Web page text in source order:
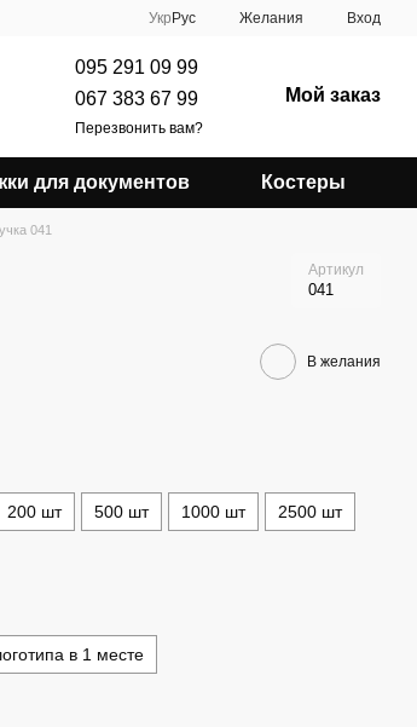
Укр Рус Желания Вход
095 291 09 99
067 383 67 99
Перезвонить вам?
Мой заказ
для документов Костеры
041
Артикул
041
В желания
200 шт 500 шт 1000 шт 2500 шт
в 1 месте